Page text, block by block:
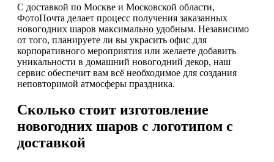
С доставкой по Москве и Московской области,
ФотоПочта делает процесс получения заказанных
новогодних шаров максимально удобным. Независимо
от того, планируете ли вы украсить офис для
корпоративного мероприятия или желаете добавить
уникальности в домашний новогодний декор, наш
сервис обеспечит вам всё необходимое для создания
неповторимой атмосферы праздника.
Сколько стоит изготовление
новогодних шаров с логотипом с
доставкой